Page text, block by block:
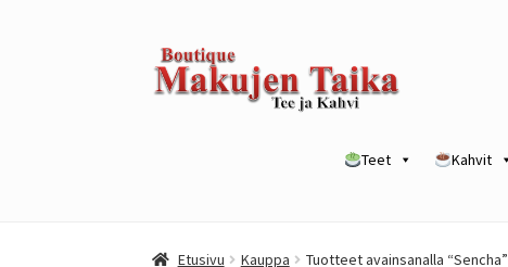
Siirry
navigointiin
Siirry
sisältöön
Teet Kahvit
Etusivu Kauppa Tuotteet avainsanalla “Sencha”